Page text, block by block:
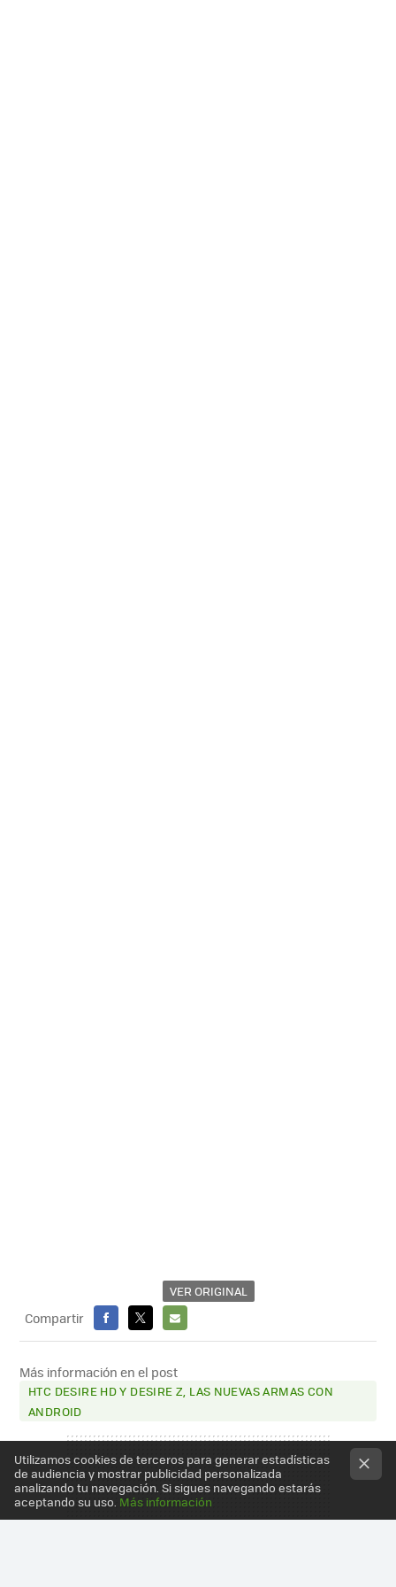
VER ORIGINAL
Compartir
FACEBOOK
X
E-
MAIL
Más información en el post
HTC DESIRE HD Y DESIRE Z, LAS NUEVAS ARMAS CON
ANDROID
Utilizamos cookies de terceros para generar estadísticas
de audiencia y mostrar publicidad personalizada
analizando tu navegación. Si sigues navegando estarás
aceptando su uso. Más información